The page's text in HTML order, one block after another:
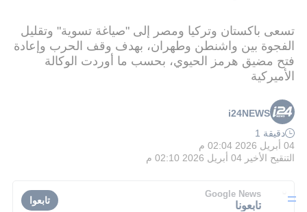
تسعى باكستان وتركيا ومصر إلى "صياغة تسوية" وتقليل
الفجوة بين واشنطن وطهران، بهدف وقف الحرب وإعادة
فتح مضيق هرمز الحيوي، بحسب ما أوردت الوكالة
الأميركية
i24NEWS
دقيقة 1
04 أبريل 2026 02:04 م
التنقيح الأخير 04 أبريل 2026 02:10 م
Google News
تابعونا تابعوا